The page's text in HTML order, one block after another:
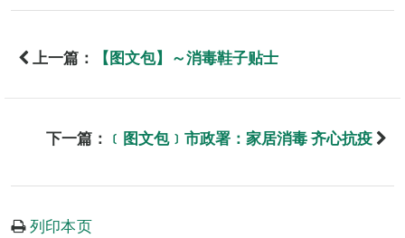
上一篇： 【图文包】～消毒鞋子贴士
下一篇： ﹝图文包﹞市政署：家居消毒 齐心抗疫
列印本页